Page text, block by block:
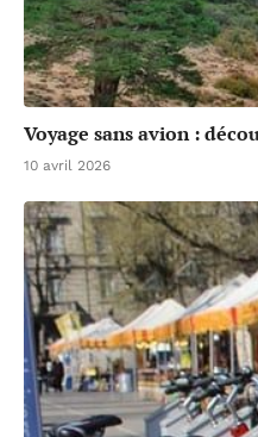
Voyage sans avion :
10 avril 2026